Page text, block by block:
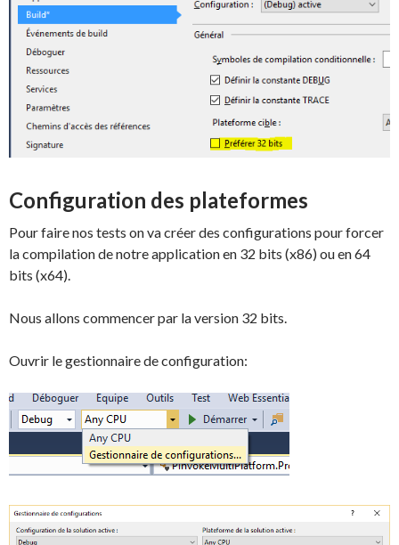
Configuration des plateformes
Pour faire nos tests on va créer des configurations pour forcer
la compilation de notre application en 32 bits (x86) ou en 64
bits (x64).
Nous allons commencer par la version 32 bits.
Ouvrir le gestionnaire de configuration: